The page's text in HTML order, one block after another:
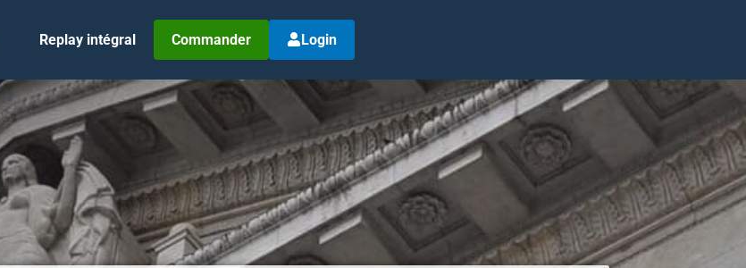
Replay intégral Commander Login